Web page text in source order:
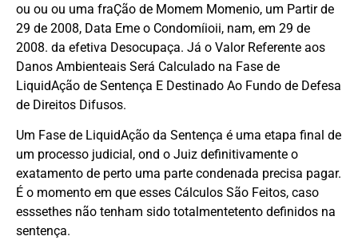
ou ou ou uma fraÇão de Momem Momenio, um Partir de
29 de 2008, Data Eme o Condomíioii, nam, em 29 de
2008. da efetiva Desocupaça. Já o Valor Referente aos
Danos Ambienteais Será Calculado na Fase de
LiquidAção de Sentença E Destinado Ao Fundo de Defesa
de Direitos Difusos.
Um Fase de LiquidAção da Sentença é uma etapa final de
um processo judicial, ond o Juiz definitivamente o
exatamento de perto uma parte condenada precisa pagar.
É o momento em que esses Cálculos São Feitos, caso
esssethes não tenham sido totalmentetento definidos na
sentença.